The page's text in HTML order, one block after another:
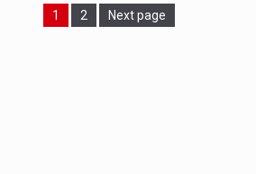
Page
1 Page
2 Next page